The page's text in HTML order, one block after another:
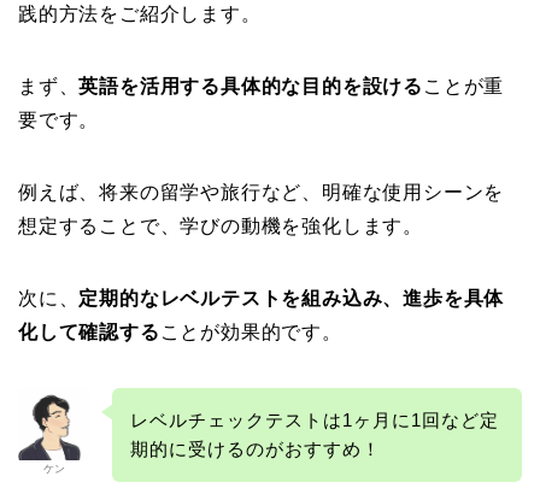
践的方法をご紹介します。
まず、英語を活用する具体的な目的を設ける ことが重
要です。
例えば、将来の留学や旅行など、明確な使用シーンを
想定することで、学びの動機を強化します。
次に、 定期的なレベルテストを組み込み、進歩を具体
化して確認する ことが効果的です。
ケン
レベルチェックテストは1ヶ月に1回など定
期的に受けるのがおすすめ！